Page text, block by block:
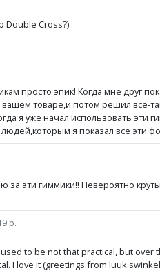
Double Cross?)
просто эпик! Когда мне друг
товаре,и потом решил всё-
я уже начал использовать
я показал все эти
за эти гиммики!! Невероятно
р.
to be not that practical, but
I love it (greetings from